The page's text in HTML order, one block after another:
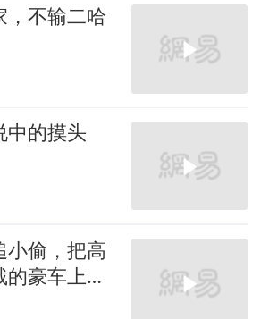
，不输二哈
中的摸头
小偷，把高
豪车上，